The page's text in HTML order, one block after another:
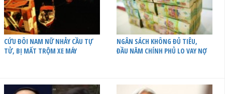
CỨU ĐÔI NAM NỮ NHẢY CẦU TỰ
TỬ, BỊ MẤT TRỘM XE MÁY
NGÂN SÁCH KHÔNG ĐỦ TIÊU,
ĐẦU NĂM CHÍNH PHỦ LO VAY NỢ